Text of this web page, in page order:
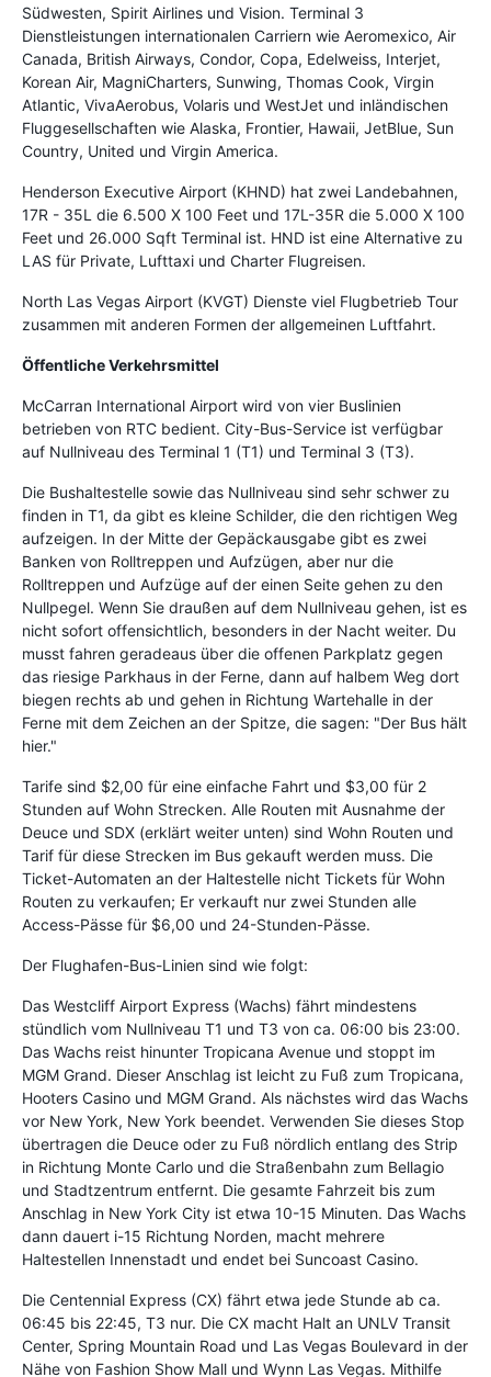
Südwesten, Spirit Airlines und Vision. Terminal 3
Dienstleistungen internationalen Carriern wie Aeromexico, Air
Canada, British Airways, Condor, Copa, Edelweiss, Interjet,
Korean Air, MagniCharters, Sunwing, Thomas Cook, Virgin
Atlantic, VivaAerobus, Volaris und WestJet und inländischen
Fluggesellschaften wie Alaska, Frontier, Hawaii, JetBlue, Sun
Country, United und Virgin America.
Henderson Executive Airport (KHND) hat zwei Landebahnen,
17R - 35L die 6.500 X 100 Feet und 17L-35R die 5.000 X 100
Feet und 26.000 Sqft Terminal ist. HND ist eine Alternative zu
LAS für Private, Lufttaxi und Charter Flugreisen.
North Las Vegas Airport (KVGT) Dienste viel Flugbetrieb Tour
zusammen mit anderen Formen der allgemeinen Luftfahrt.
Öffentliche Verkehrsmittel
McCarran International Airport wird von vier Buslinien
betrieben von RTC bedient. City-Bus-Service ist verfügbar
auf Nullniveau des Terminal 1 (T1) und Terminal 3 (T3).
Die Bushaltestelle sowie das Nullniveau sind sehr schwer zu
finden in T1, da gibt es kleine Schilder, die den richtigen Weg
aufzeigen. In der Mitte der Gepäckausgabe gibt es zwei
Banken von Rolltreppen und Aufzügen, aber nur die
Rolltreppen und Aufzüge auf der einen Seite gehen zu den
Nullpegel. Wenn Sie draußen auf dem Nullniveau gehen, ist es
nicht sofort offensichtlich, besonders in der Nacht weiter. Du
musst fahren geradeaus über die offenen Parkplatz gegen
das riesige Parkhaus in der Ferne, dann auf halbem Weg dort
biegen rechts ab und gehen in Richtung Wartehalle in der
Ferne mit dem Zeichen an der Spitze, die sagen: "Der Bus hält
hier."
Tarife sind $2,00 für eine einfache Fahrt und $3,00 für 2
Stunden auf Wohn Strecken. Alle Routen mit Ausnahme der
Deuce und SDX (erklärt weiter unten) sind Wohn Routen und
Tarif für diese Strecken im Bus gekauft werden muss. Die
Ticket-Automaten an der Haltestelle nicht Tickets für Wohn
Routen zu verkaufen; Er verkauft nur zwei Stunden alle
Access-Pässe für $6,00 und 24-Stunden-Pässe.
Der Flughafen-Bus-Linien sind wie folgt:
Das Westcliff Airport Express (Wachs) fährt mindestens
stündlich vom Nullniveau T1 und T3 von ca. 06:00 bis 23:00.
Das Wachs reist hinunter Tropicana Avenue und stoppt im
MGM Grand. Dieser Anschlag ist leicht zu Fuß zum Tropicana,
Hooters Casino und MGM Grand. Als nächstes wird das Wachs
vor New York, New York beendet. Verwenden Sie dieses Stop
übertragen die Deuce oder zu Fuß nördlich entlang des Strip
in Richtung Monte Carlo und die Straßenbahn zum Bellagio
und Stadtzentrum entfernt. Die gesamte Fahrzeit bis zum
Anschlag in New York City ist etwa 10-15 Minuten. Das Wachs
dann dauert i-15 Richtung Norden, macht mehrere
Haltestellen Innenstadt und endet bei Suncoast Casino.
Die Centennial Express (CX) fährt etwa jede Stunde ab ca.
06:45 bis 22:45, T3 nur. Die CX macht Halt an UNLV Transit
Center, Spring Mountain Road und Las Vegas Boulevard in der
Nähe von Fashion Show Mall und Wynn Las Vegas. Mithilfe